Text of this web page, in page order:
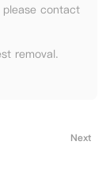
contact
removal.
Next